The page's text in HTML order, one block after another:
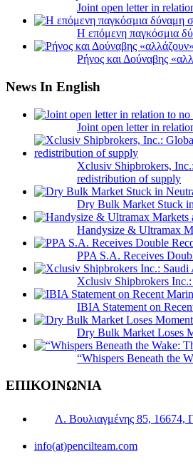
Joint open letter in
Η επόμενη παγκόσμια
Ρήνος και Δούναβης
News In English
Joint open letter in
Xclusiv Shipbrokers,
redistribution of supply
Dry Bulk Market Stuck
Handysize & Ultramax
PPA S.A. Receives
Xclusiv Shipbrokers
IBIA Statement on
Dry Bulk Market Loses
“Whispers Beneath the
ΕΠΙΚΟΙΝΩΝΙΑ
Λ. Βουλιαγμένης 85, 16674,
info(at)pencilteam.com